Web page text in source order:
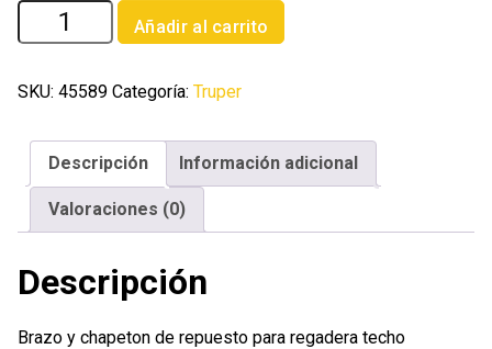
Brazo
y
de
para
regadera
techo
satinado
Añadir al carrito
SKU: 45589 Categoría: Truper
Descripción Información adicional
Valoraciones (0)
Descripción
Brazo y chapeton de repuesto para regadera techo